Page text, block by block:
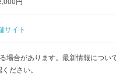
サイト
場合があります。最新情報につい
ださい。